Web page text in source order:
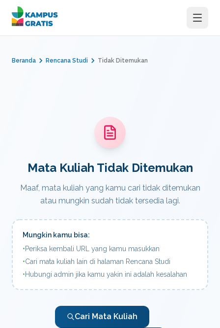
Langsung ke konten utama
Beranda Rencana Studi Tidak Ditemukan
Mata Kuliah Tidak Ditemukan
Maaf, mata kuliah yang kamu cari tidak ditemukan
atau mungkin sudah tidak tersedia lagi.
Mungkin kamu bisa:
•Periksa kembali URL yang kamu masukkan
•Cari mata kuliah lain di halaman Rencana Studi
•Hubungi admin jika kamu yakin ini adalah kesalahan
Cari Mata Kuliah